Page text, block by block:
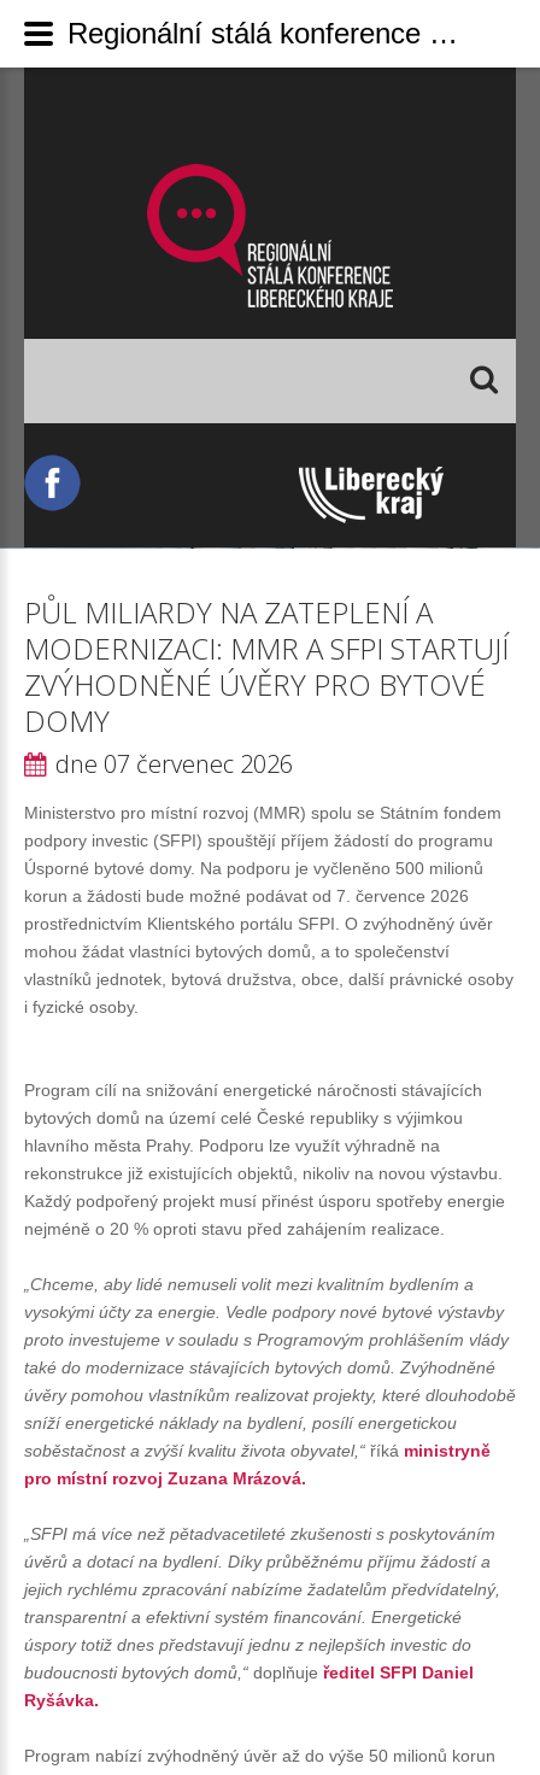
PŮL MILIARDY NA ZATEPLENÍA
MODERNIZACI: MMR ASFPI STARTUJÍ
ZVÝHODNĚNÉ ÚVĚRY PRO BYTOVÉ
DOMY
dne 07 červenec 2026
Ministerstvo pro místní rozvoj (MMR) spolu se Státním fondem
podpory investic (SFPI) spouštějí příjem žádostí do programu
Úsporné bytové domy. Na podporu je vyčleněno 500 milionů
korun a žádosti bude možné podávat od 7. července 2026
prostřednictvím Klientského portálu SFPI. O zvýhodněný úvěr
mohou žádat vlastníci bytových domů, a to společenství
vlastníků jednotek, bytová družstva, obce, další právnické osoby
i fyzické osoby.
Program cílí na snižování energetické náročnosti stávajících
bytových domů na území celé České republiky s výjimkou
hlavního města Prahy. Podporu lze využít výhradně na
rekonstrukce již existujících objektů, nikoliv na novou výstavbu.
Každý podpořený projekt musí přinést úsporu spotřeby energie
nejméně o 20 % oproti stavu před zahájením realizace.
„Chceme, aby lidé nemuseli volit mezi kvalitním bydlením a
vysokými účty za energie. Vedle podpory nové bytové výstavby
proto investujeme v souladu s Programovým prohlášením vlády
také do modernizace stávajících bytových domů. Zvýhodněné
úvěry pomohou vlastníkům realizovat projekty, které dlouhodobě
sníží energetické náklady na bydlení, posílí energetickou
soběstačnost a zvýší kvalitu života obyvatel,“ říká ministryně
pro místní rozvoj Zuzana Mrázová.
„SFPI má více než pětadvacetileté zkušenosti s poskytováním
úvěrů a dotací na bydlení. Díky průběžnému příjmu žádostí a
jejich rychlému zpracování nabízíme žadatelům předvídatelný,
transparentní a efektivní systém financování. Energetické
úspory totiž dnes představují jednu z nejlepších investic do
budoucnosti bytových domů,“ doplňuje ředitel SFPI Daniel
Ryšávka.
Program nabízí zvýhodněný úvěr až do výše 50 milionů korun
Regionální stálá konference Libereckého kraje - Půl miliardy na zateplení a modernizaci: MMR a SFPI startují zvýhodněné úvěry pro bytové domy